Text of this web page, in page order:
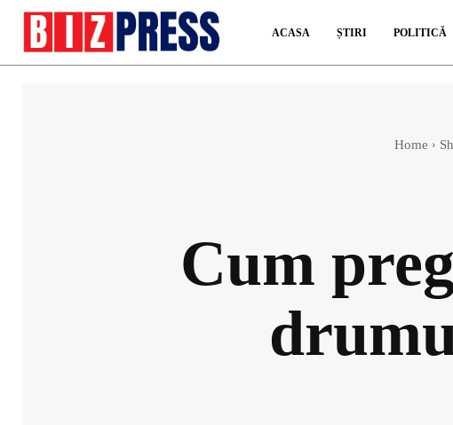
ACASA ȘTIRI POLITICĂ
Home
Cum